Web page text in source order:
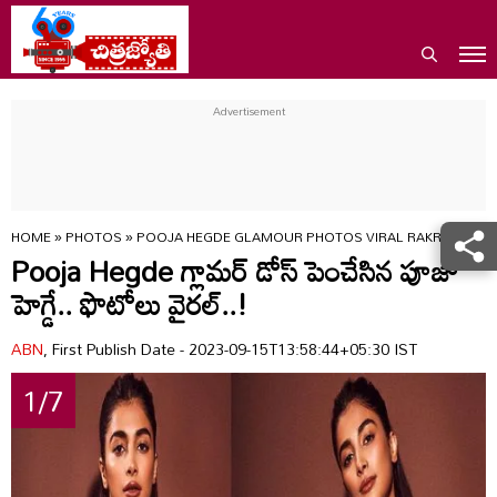
HOME»PHOTOS»POOJA HEGDE GLAMOUR PHOTOS VIRAL RAKRI
Pooja Hegde గ్లామర్ డోస్ పెంచేసిన పూజా
హెగ్డే.. ఫొటోలు వైరల్..!
ABN, First Publish Date - 2023-09-15T13:58:44+05:30 IST
1/7